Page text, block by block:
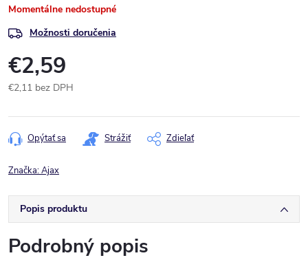
Momentálne nedostupné
Možnosti doručenia
€2,59
€2,11 bez DPH
cena:
Opýtať sa Strážiť Zdieľať
Značka:Ajax
Popis produktu
Podrobný popis